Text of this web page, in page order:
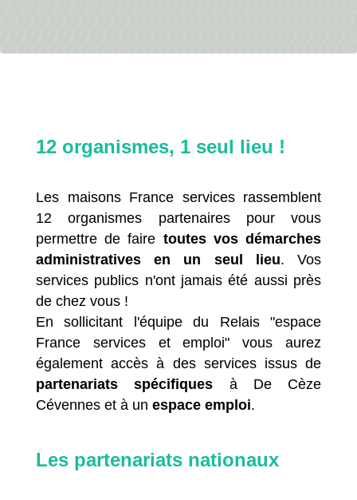
12 organismes, 1 seul lieu !
Les maisons France services rassemblent
12 organismes partenaires pour vous
permettre de faire toutes vos démarches
administratives en un seul lieu. Vos
services publics n'ont jamais été aussi près
de chez vous !
En sollicitant l'équipe du Relais "espace
France services et emploi" vous aurez
également accès à des services issus de
partenariats spécifiques à De Cèze
Cévennes et à un espace emploi.
Les partenariats nationaux